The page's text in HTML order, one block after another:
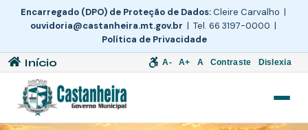
Encarregado (DPO) de Proteção de Dados:Cleire Carvalho |
ouvidoria@castanheira.mt.gov.br | Tel. 66 3197-0000 |
Política de Privacidade
Início A- A+ A Contraste Dislexia